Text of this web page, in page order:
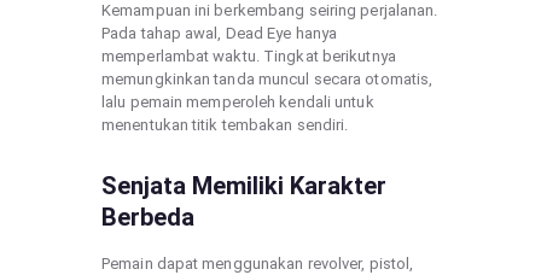
Kemampuan ini berkembang seiring perjalanan.
Pada tahap awal, Dead Eye hanya
memperlambat waktu. Tingkat berikutnya
memungkinkan tanda muncul secara otomatis,
lalu pemain memperoleh kendali untuk
menentukan titik tembakan sendiri.
Senjata Memiliki Karakter
Berbeda
Pemain dapat menggunakan revolver, pistol,